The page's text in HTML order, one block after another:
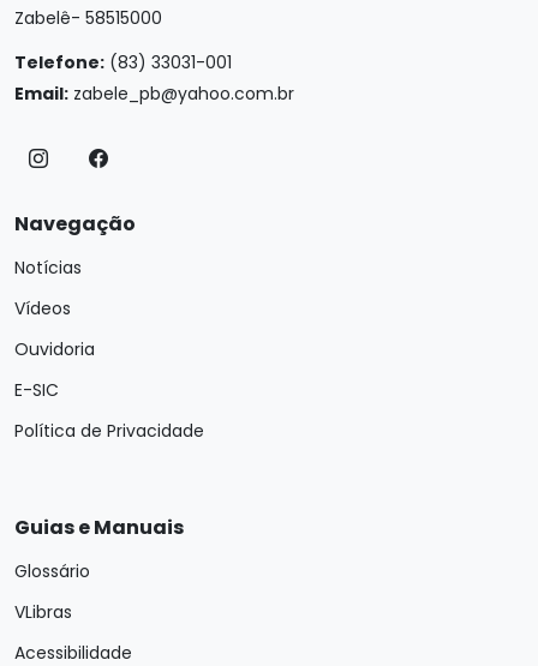
Zabelê- 58515000
Telefone: (83) 33031-001
Email: zabele_pb@yahoo.com.br
Navegação
Notícias
Vídeos
Ouvidoria
E-SIC
Política de Privacidade
Guias e Manuais
Glossário
VLibras
Acessibilidade